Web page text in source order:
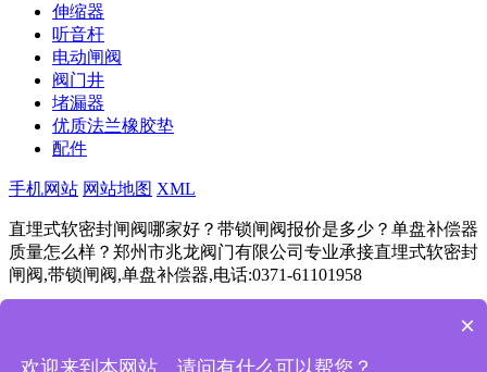
伸缩器
听音杆
电动闸阀
阀门井
堵漏器
优质法兰橡胶垫
配件
手机网站 网站地图 XML
直埋式软密封闸阀哪家好？带锁闸阀报价是多少？单盘补偿器
质量怎么样？郑州市兆龙阀门有限公司专业承接直埋式软密封
闸阀,带锁闸阀,单盘补偿器,电话:0371-61101958
成都 杭州 重庆 武汉 苏州 西安 天津 南京 长沙
×
欢迎来到本网站，请问有什么可以帮您？